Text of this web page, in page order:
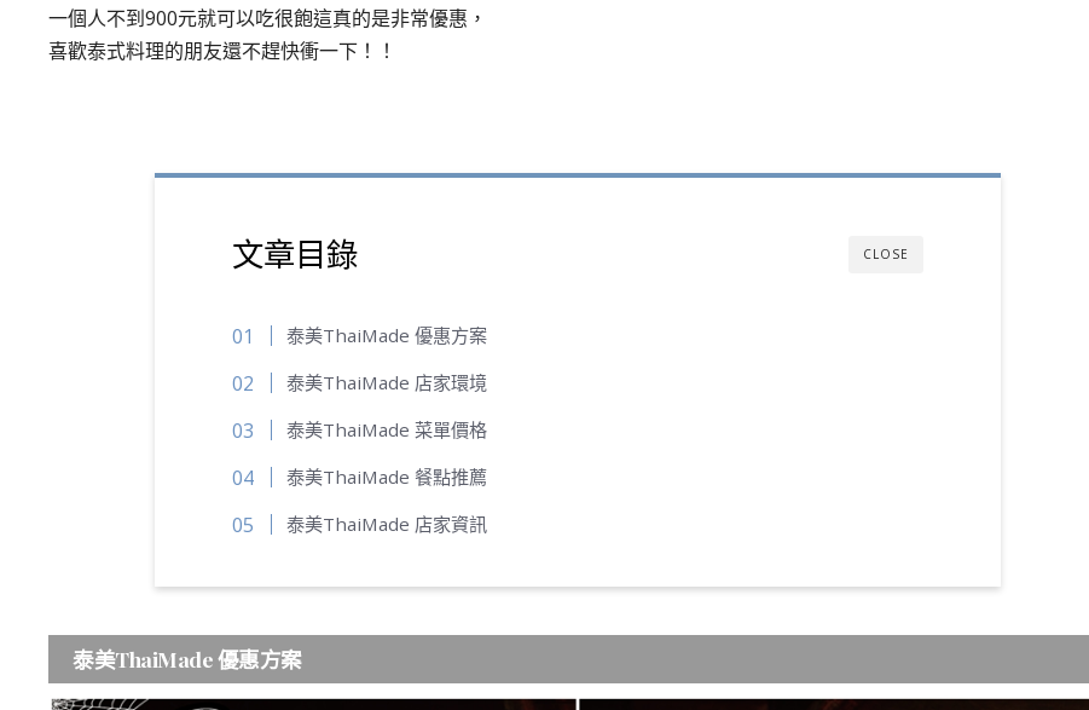
一個人不到900元就可以吃很飽這真的是非常優惠，
喜歡泰式料理的朋友還不趕快衝一下！！
CLOSE
文章目錄
泰美ThaiMade 優惠方案
泰美ThaiMade 店家環境
泰美ThaiMade 菜單價格
泰美ThaiMade 餐點推薦
泰美ThaiMade 店家資訊
泰美ThaiMade 優惠方案